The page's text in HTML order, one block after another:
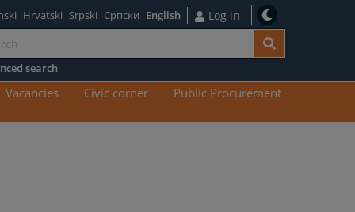
Hrvatski Srpski Српски English Log in
search
Vacancies Civic corner
Public Procurement